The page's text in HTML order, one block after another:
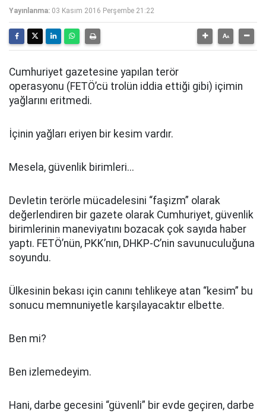
Yayınlanma: 03 Kasım 2016 Perşembe 21:22
Cumhuriyet gazetesine yapılan terör
operasyonu (FETÖ’cü trolün iddia ettiği gibi) içimin
yağlarını eritmedi.
İçinin yağları eriyen bir kesim vardır.
Mesela, güvenlik birimleri...
Devletin terörle mücadelesini “faşizm” olarak
değerlendiren bir gazete olarak Cumhuriyet, güvenlik
birimlerinin maneviyatını bozacak çok sayıda haber
yaptı. FETÖ’nün, PKK’nın, DHKP-C’nin savunuculuğuna
soyundu.
Ülkesinin bekası için canını tehlikeye atan “kesim” bu
sonucu memnuniyetle karşılayacaktır elbette.
Ben mi?
Ben izlemedeyim.
Hani, darbe gecesini “güvenli” bir evde geçiren, darbe